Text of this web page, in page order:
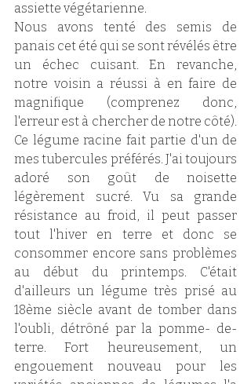
assiette végétarienne.
Nous avons tenté des semis de
panais cet été qui se sont révélés être
un échec cuisant. En revanche,
notre voisin a réussi à en faire de
magnifique (comprenez donc,
l'erreur est à chercher de notre côté).
Ce légume racine fait partie d'un de
mes tubercules préférés. J'ai toujours
adoré son goût de noisette
légèrement sucré. Vu sa grande
résistance au froid, il peut passer
tout l'hiver en terre et donc se
consommer encore sans problèmes
au début du printemps. C'était
d'ailleurs un légume très prisé au
18ème siècle avant de tomber dans
l'oubli, détrôné par la pomme- de-
terre. Fort heureusement, un
engouement nouveau pour les